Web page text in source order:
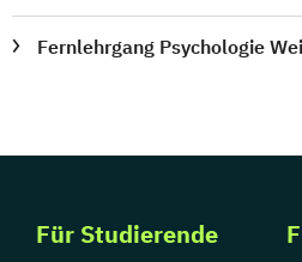
Fernlehrgang Psychologie
Für Studierende